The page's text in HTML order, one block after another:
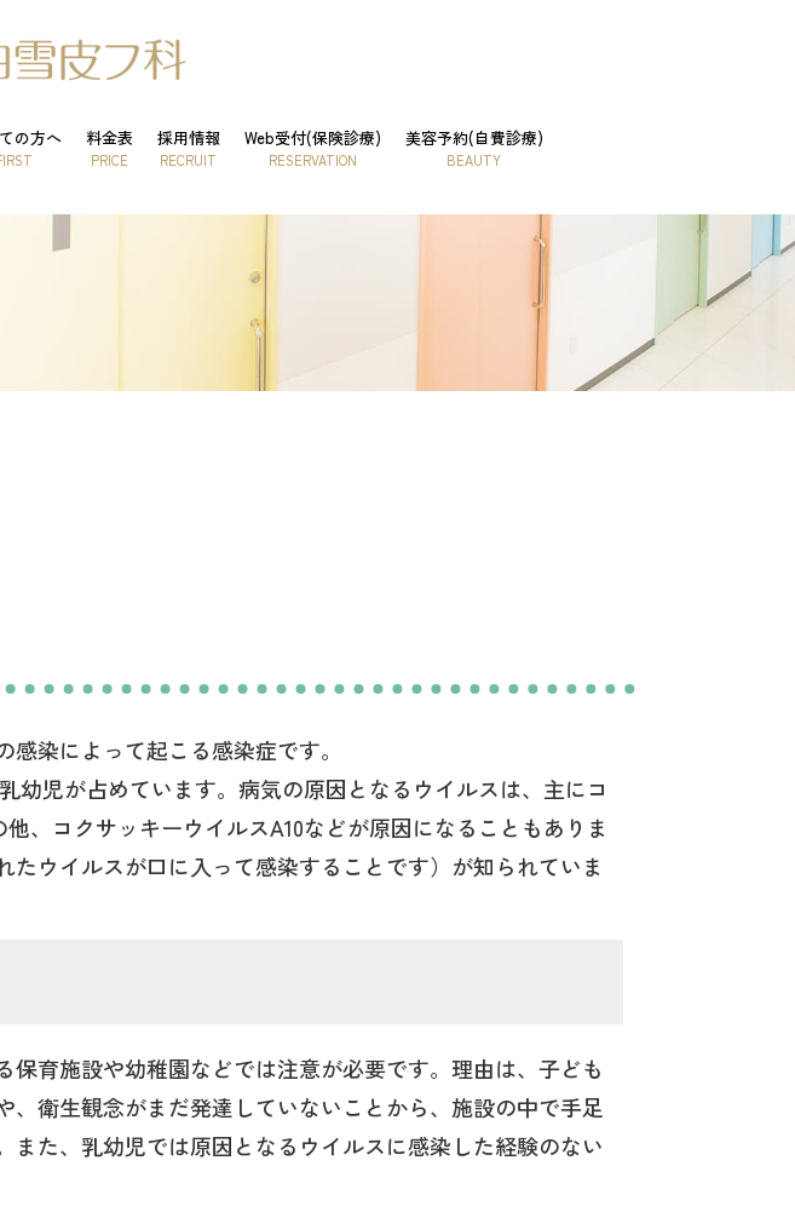
の方へ 料金表
PRICE
採用情報
RECRUIT
Web受付(保険診療)
RESERVATION
美容予約(自費診療)
BEAUTY
染によって起こる感染症です。
幼児が占めています。病気の原因となるウイルスは、主にコ
、コクサッキーウイルスA10などが原因になることもありま
ウイルスが口に入って感染することです）が知られていま
育施設や幼稚園などでは注意が必要です。理由は、子ども
衛生観念がまだ発達していないことから、施設の中で手足
た、乳幼児では原因となるウイルスに感染した経験のない